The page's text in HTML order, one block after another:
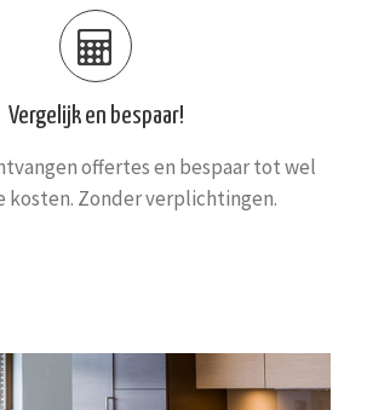
Vergelijk en bespaar!
offertes en bespaar tot wel
kosten. Zonder verplichtingen.